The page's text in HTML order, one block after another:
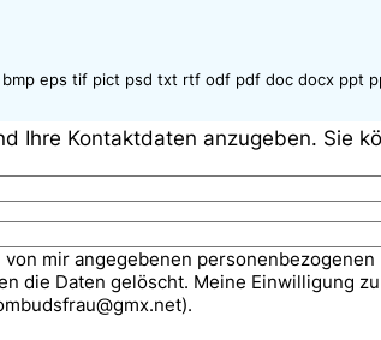
eps tif pict psd txt rtf odf pdf doc docx ppt
Ihre Kontaktdaten anzugeben. Sie
mir angegebenen
die Daten gelöscht. Meine Einwilligung